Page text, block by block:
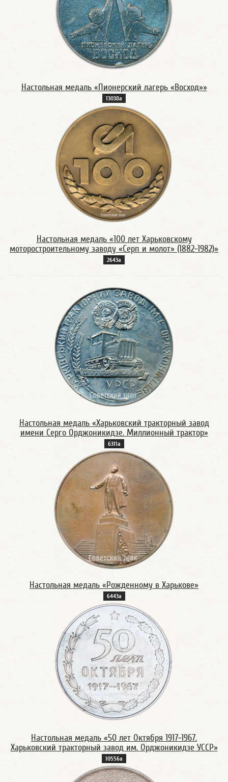
Настольная медаль «Пионерский лагерь «Восход»»
13038а
Настольная медаль «100 лет Харьковскому
моторостроительному заводу «Серп и молот» (1882-1982)»
2643а
Настольная медаль «Харьковский тракторный завод
имени Серго Орджоникидзе. Миллионный трактор»
6311а
Настольная медаль «Рожденному в Харькове»
6443а
Настольная медаль «50 лет Октября 1917-1967.
Харьковский тракторный завод им. Орджоникидзе УССР»
10556а